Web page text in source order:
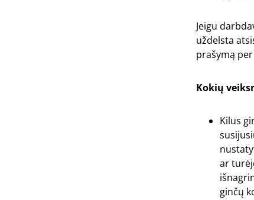
Jeigu
uždelsta
prašymą
Kokių
Kilus
ar
ginčų